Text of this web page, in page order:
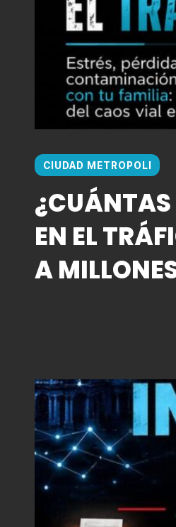
CIUDAD METROPOLI
¿CUÁNTAS
EN EL
A